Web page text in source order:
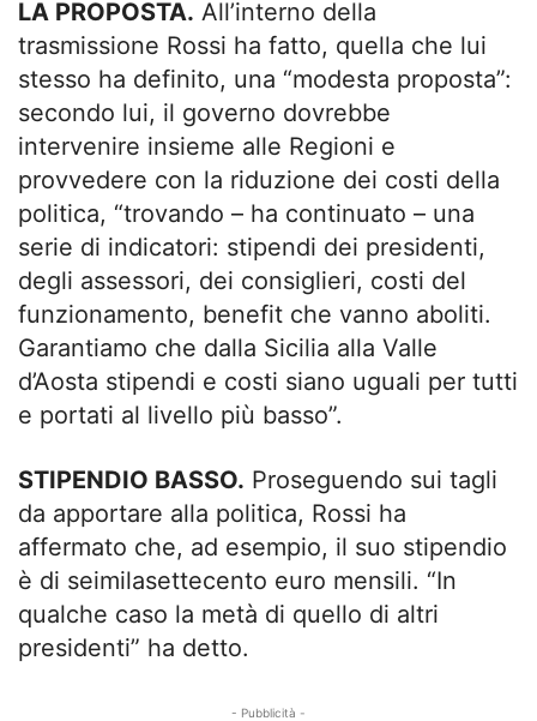
LA PROPOSTA. All’interno della
trasmissione Rossi ha fatto, quella che lui
stesso ha definito, una “modesta proposta”:
secondo lui, il governo dovrebbe
intervenire insieme alle Regioni e
provvedere con la riduzione dei costi della
politica, “trovando – ha continuato – una
serie di indicatori: stipendi dei presidenti,
degli assessori, dei consiglieri, costi del
funzionamento, benefit che vanno aboliti.
Garantiamo che dalla Sicilia alla Valle
d’Aosta stipendi e costi siano uguali per tutti
e portati al livello più basso”.
STIPENDIO BASSO. Proseguendo sui tagli
da apportare alla politica, Rossi ha
affermato che, ad esempio, il suo stipendio
è di seimilasettecento euro mensili. “In
qualche caso la metà di quello di altri
presidenti” ha detto.
- Pubblicità -